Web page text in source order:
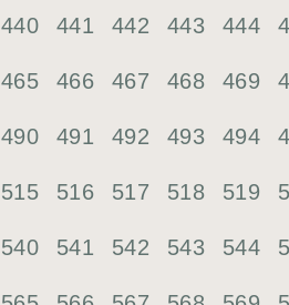
440 441 442 443 444
465 466 467 468 469
490 491 492 493 494
515 516 517 518 519
540 541 542 543 544